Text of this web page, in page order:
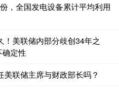
，全国发电设备累计平均利用
美联储内部分歧创34年之
定性
联储主席与财政部长吗？